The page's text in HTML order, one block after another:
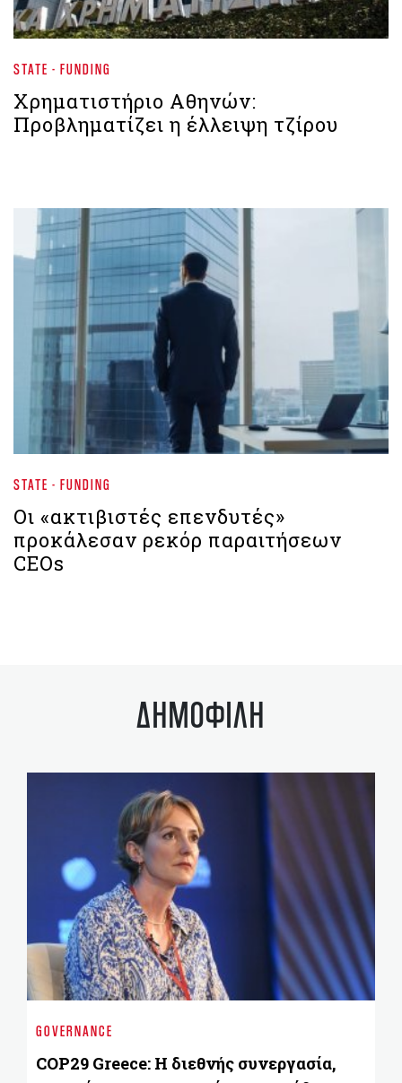
STATE - FUNDING
Xρηματιστήριο Αθηνών:
Προβληματίζει η έλλειψη τζίρου
STATE - FUNDING
Oι «ακτιβιστές επενδυτές»
προκάλεσαν ρεκόρ παραιτήσεων
CEOs
ΔΗΜΟΦΙΛΗ
GOVERNANCE
COP29 Greece: Η διεθνής συνεργασία,